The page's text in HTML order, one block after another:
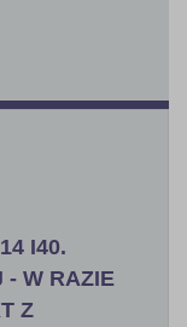
I40.
- W RAZIE
Z